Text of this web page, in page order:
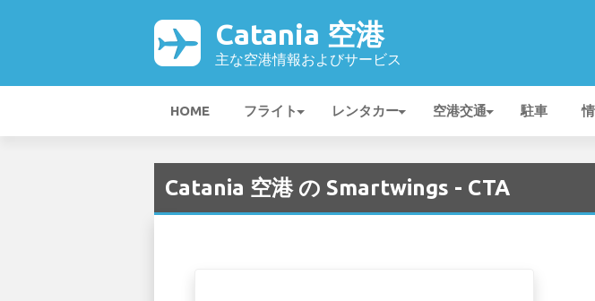
Catania 空港
主な空港情報およびサービス
HOME フライト レンタカー 空港交通 駐車
Catania 空港 の Smartwings - CTA